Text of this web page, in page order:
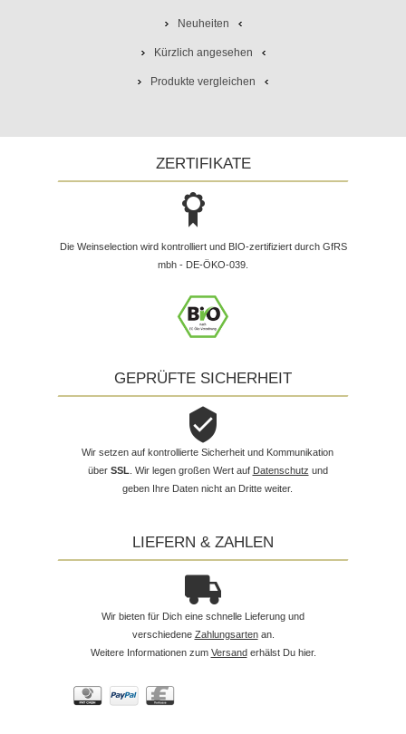
Neuheiten
Kürzlich angesehen
Produkte vergleichen
ZERTIFIKATE
Die Weinselection wird kontrolliert und BIO-zertifiziert durch GfRS
mbh - DE-ÖKO-039.
GEPRÜFTE SICHERHEIT
Wir setzen auf kontrollierte Sicherheit und Kommunikation
über SSL . Wir legen großen Wert auf Datenschutz und
geben Ihre Daten nicht an Dritte weiter.
LIEFERN & ZAHLEN
Wir bieten für Dich eine schnelle Lieferung und
verschiedene Zahlungsartenan.
Weitere Informationen zum Versanderhälst Du hier.